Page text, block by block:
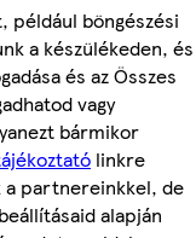
például böngészési
a készülékeden, és
és az Összes
vagy
bármikor
linkre
a partnereinkkel, de
alapján